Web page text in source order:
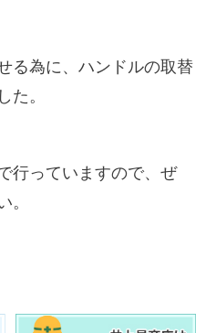
る為に、ハンドルの取替
た。
行っていますので、ぜ
。